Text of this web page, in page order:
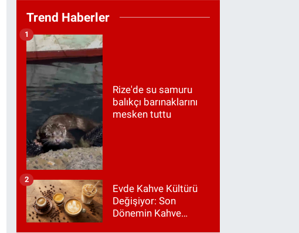
Trend Haberler
Rize'de su samuru
balıkçı barınaklarını
mesken tuttu
1
Evde Kahve Kültürü
Değişiyor: Son
Dönemin Kahve
2